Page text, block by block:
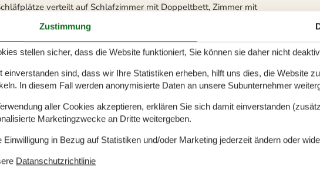
verteilt auf Schlafzimmer mit Doppeltbett, Zimmer mit
mit Dusche und Fussbodenheizung.
Küche zum Wohnzimmer. Die großen Fenster diesen
Meerblick (über Kleine Belt) auch für viel natürliches Licht im
aber die Hauptwärmequelle ist die Luft-zu-luft Wämepumpe /
gibt es auch ein richtig guten und stabilen Holzofen.
eigene Holz / Holzbriketts mitzubringen.
und es gibt digitales Kabel-TV mit über 24 Programmen,
Player ist ebenfalls vorhanden und - nicht zuletzt - haben Sie
Zustimmung
stellen sicher, dass die Website funktioniert, Sie können sie daher nicht
einverstanden sind, dass wir Ihre Statistiken erheben, hilft uns dies, die Website
In diesem Fall werden anonymisierte Daten an unsere Subunternehmer
aller Cookies akzeptieren, erklären Sie sich damit einverstanden
Marketingzwecke an Dritte weitergeben.
Einwilligung in Bezug auf Statistiken und/oder Marketing jederzeit ändern oder
Datanschutzrichtlinie